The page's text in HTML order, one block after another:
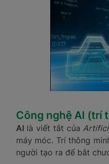
Công nghệ AI (trí
AI là viết tắt của
máy móc. Trí thông
người tạo ra để bắt